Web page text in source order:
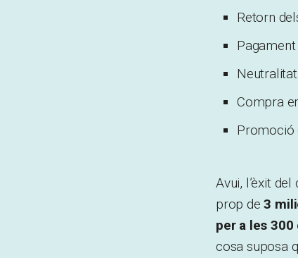
Retorn
Compra
Promoció
Avui, l’èxit
prop de3
per a les
cosa suposa